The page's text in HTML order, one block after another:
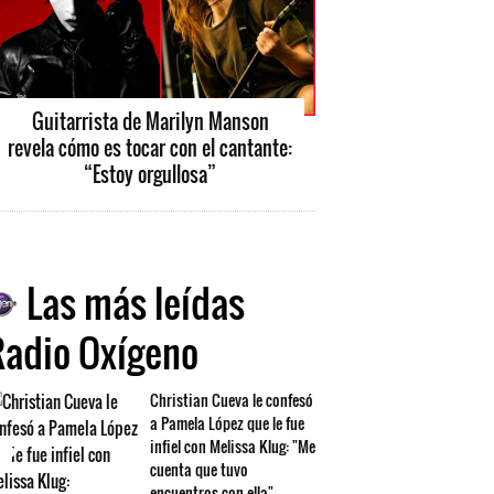
Guitarrista de Marilyn Manson
revela cómo es tocar con el cantante:
“Estoy orgullosa”
Las más leídas
Oxígeno
Christian Cueva le confesó
a Pamela López que le fue
infiel con Melissa Klug: "Me
cuenta que tuvo